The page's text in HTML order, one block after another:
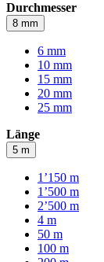
Durchmesser
8 mm
6 mm
10 mm
15 mm
20 mm
25 mm
Länge
5 m
1’150 m
1’500 m
2’500 m
4 m
50 m
100 m